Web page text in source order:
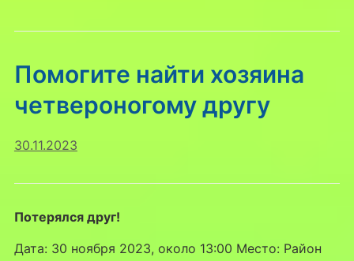
Помогите найти хозяина
четвероногому другу
30.11.2023
Потерялся друг!
Дата: 30 ноября 2023, около 13:00 Место: Район